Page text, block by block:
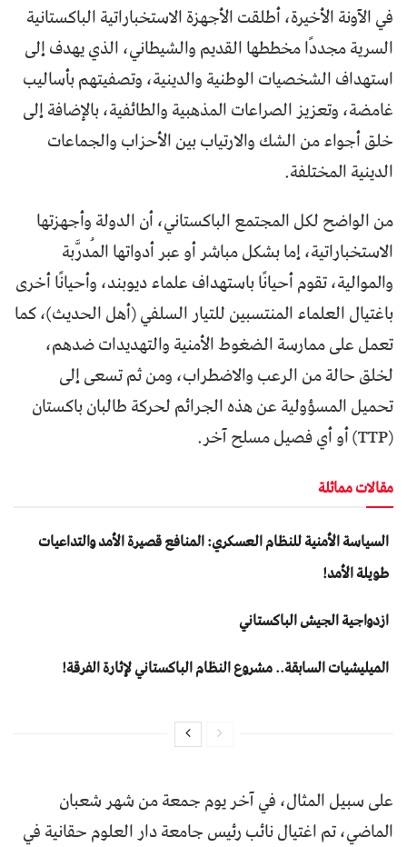
في الآونة الأخيرة، أطلقت الأجهزة الاستخباراتية الباكستانية
السرية مجددًا مخططها القديم والشيطاني، الذي يهدف إلى
استهداف الشخصيات الوطنية والدينية، وتصفيتهم بأساليب
غامضة، وتعزيز الصراعات المذهبية والطائفية، بالإضافة إلى
خلق أجواء من الشك والارتياب بين الأحزاب والجماعات
الدينية المختلفة.
من الواضح لكل المجتمع الباكستاني، أن الدولة وأجهزتها
الاستخباراتية، إما بشكل مباشر أو عبر أدواتها المُدرَّبة
والموالية، تقوم أحيانًا باستهداف علماء ديوبند، وأحيانًا أخرى
باغتيال العلماء المنتسبين للتيار السلفي (أهل الحديث)، كما
تعمل على ممارسة الضغوط الأمنية والتهديدات ضدهم،
لخلق حالة من الرعب والاضطراب، ومن ثم تسعى إلى
تحميل المسؤولية عن هذه الجرائم لحركة طالبان باكستان
(TTP) أو أي فصيل مسلح آخر.
مقالات مماثلة
السياسة الأمنية للنظام العسكري: المنافع قصيرة الأمد والتداعيات
طويلة الأمد!
ازدواجية الجيش الباكستاني
المیلیشیات السابقة.. مشروع النظام الباكستاني لإثارة الفرقة!
على سبيل المثال، في آخر يوم جمعة من شهر شعبان
الماضي، تم اغتيال نائب رئيس جامعة دار العلوم حقانية في